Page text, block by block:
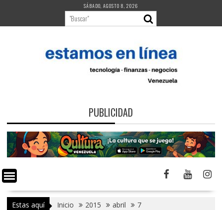
contenido
SÁBADO, AGOSTO 8, 2026
PUBLICIDAD
Estas aquí Inicio 2015 abril 7